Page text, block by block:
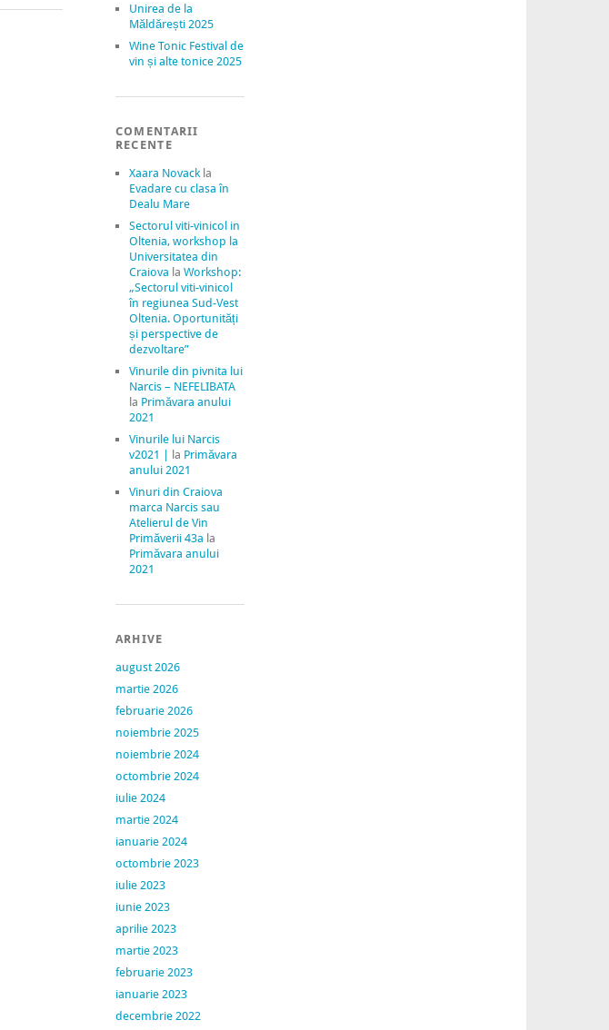
Unirea de la
Măldărești 2025
Wine Tonic Festival de
vin și alte tonice 2025
COMENTARII
RECENTE
Xaara Novackla
Evadare cu clasa în
Dealu Mare
Sectorul viti-vinicol in
Oltenia, workshop la
Universitatea din
Craiova la Workshop:
„Sectorul viti-vinicol
în regiunea Sud-Vest
Oltenia. Oportunități
și perspective de
dezvoltare”
Vinurile din pivnita lui
Narcis – NEFELIBATA
la Primăvara anului
2021
Vinurile lui Narcis
v2021 |
la Primăvara
anului 2021
Vinuri din Craiova
marca Narcis sau
Atelierul de Vin
Primăverii 43a la
Primăvara anului
2021
ARHIVE
august 2026
martie 2026
februarie 2026
noiembrie 2025
noiembrie 2024
octombrie 2024
iulie 2024
martie 2024
ianuarie 2024
octombrie 2023
iulie 2023
iunie 2023
aprilie 2023
martie 2023
februarie 2023
ianuarie 2023
decembrie 2022